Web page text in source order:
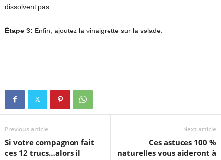
dissolvent pas.
Étape 3: Enfin, ajoutez la vinaigrette sur la salade.
Previous article
Si votre compagnon fait
ces 12 trucs…alors il
Next article
Ces astuces 100 %
naturelles vous aideront à